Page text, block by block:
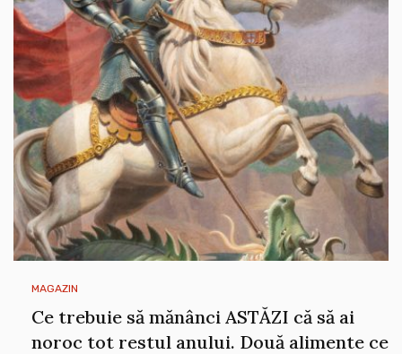
MAGAZIN
Ce trebuie să mănânci ASTĂZI că să ai
noroc tot restul anului. Două alimente ce